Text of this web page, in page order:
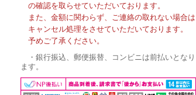
の確認を取らせていただいております。
また、金額に関わらず、ご連絡の取れない場合は
キャンセル処理をさせていただいております。
予めご了承ください。
・銀行振込、郵便振替、コンビニは前払いとなり
ます。